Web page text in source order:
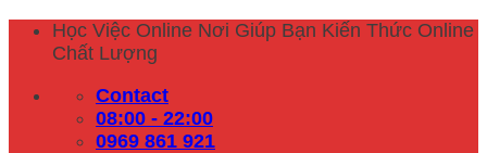
Skip
Học Việc Online Nơi Giúp Bạn Kiến Thức Online
Chất Lượng
Contact
08:00 - 22:00
0969 861 921